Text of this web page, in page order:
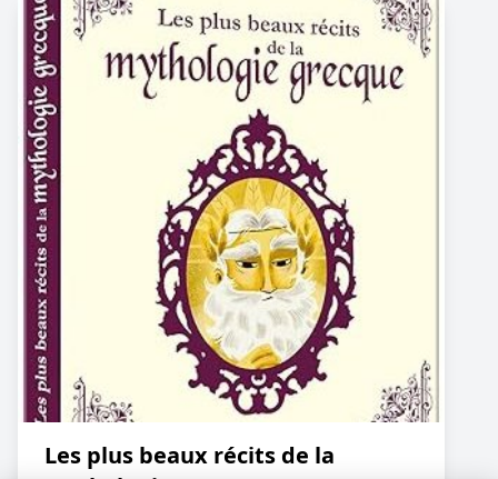
Les plus beaux récits de la